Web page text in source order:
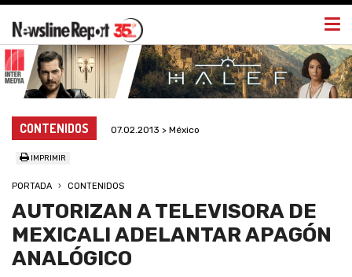
CONTENIDOS 07.02.2013 > México
IMPRIMIR
PORTADA CONTENIDOS
AUTORIZAN A TELEVISORA DE
MEXICALI ADELANTAR APAGÓN
ANALÓGICO